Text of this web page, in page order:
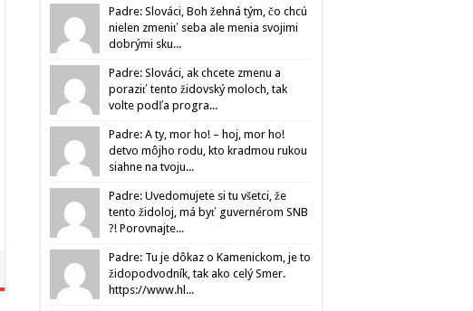
Padre: Slováci, Boh žehná tým, čo chcú
nielen zmeniť seba ale menia svojimi
dobrými sku...
Padre: Slováci, ak chcete zmenu a
poraziť tento židovský moloch, tak
volte podľa progra...
Padre: A ty, mor ho! – hoj, mor ho!
detvo môjho rodu, kto kradmou rukou
siahne na tvoju...
Padre: Uvedomujete si tu všetci, že
tento židoloj, má byť guvernérom SNB
?! Porovnajte...
Padre: Tu je dôkaz o Kamenickom, je to
židopodvodník, tak ako celý Smer.
https://www.hl...